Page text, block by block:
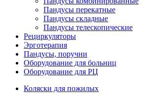
Пандусы перекатные
Пандусы складные
Пандусы телескопические
Рециркуляторы
Эрготерапия
Пандусы, поручни
Оборудование для больниц
Оборудование для РЦ
Коляски для пожилых